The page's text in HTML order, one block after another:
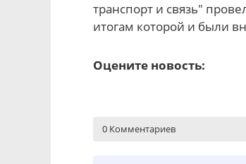
транспорт и связь"
итогам которой и были
Оцените новость:
0 Комментариев